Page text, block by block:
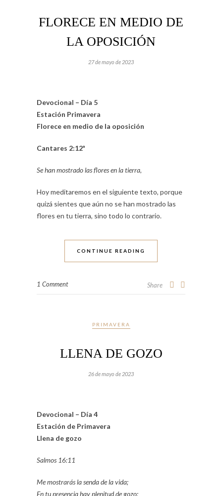
FLORECE EN MEDIO DE
LA OPOSICIÓN
27 de mayo de 2023
Devocional – Día 5
Estación Primavera
Florece en medio de la oposición
Cantares 2:12ª
Se han mostrado las flores en la tierra,
Hoy meditaremos en el siguiente texto, porque
quizá sientes que aún no se han mostrado las
flores en tu tierra, sino todo lo contrario.
CONTINUE READING
1 Comment Share
PRIMAVERA
LLENA DE GOZO
26 de mayo de 2023
Devocional – Día 4
Estación de Primavera
Llena de gozo
Salmos 16:11
Me mostrarás la senda de la vida;
En tu presencia hay plenitud de gozo;